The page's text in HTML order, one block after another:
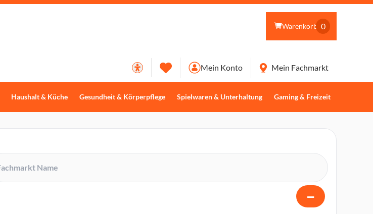
Warenkorb 0
Haushalt & Küche Gesundheit & Körperpflege Spielwaren & Unterhaltung Gaming & Freizeit
Mein Konto Mein Fachmarkt
−